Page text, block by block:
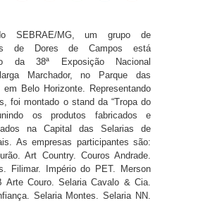
SEBRAE/MG, um grupo de
de Dores de Campos está
da 38ª Exposição Nacional
Marchador, no Parque das
em Belo Horizonte. Representando
foi montado o stand da “Tropa do
os produtos fabricados e
na Capital das Selarias de
As empresas participantes são:
Art Country. Couros Andrade.
Filimar. Império do PET. Merson
Arte Couro. Selaria Cavalo & Cia.
Selaria Montes. Selaria NN.